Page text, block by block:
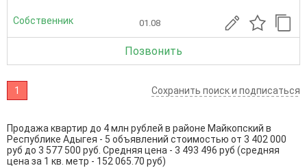
Собственник 01.08
Позвонить
1 Сохранить поиск и подписаться
Продажа квартир до 4 млн рублей в районе Майкопский в
Республике Адыгея - 5 объявлений стоимостью от 3 402 000
руб до 3 577 500 руб. Средняя цена - 3 493 496 руб (средняя
цена за 1 кв. метр - 152 065.70 руб)